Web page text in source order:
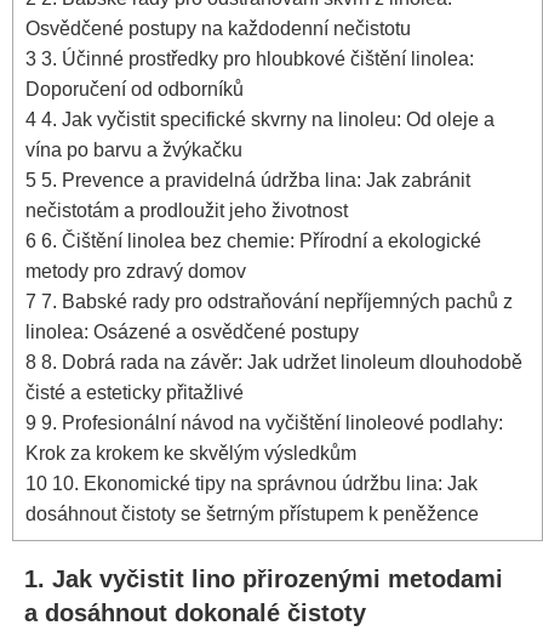
Osvědčené ⁤postupy‍ na každodenní nečistotu
3 3. Účinné prostředky pro hloubkové čištění linolea:
Doporučení od odborníků
4 4. Jak vyčistit specifické ⁤skvrny na linoleu: Od oleje a
vína po​ barvu a žvýkačku
5 5. Prevence ⁣a pravidelná údržba lina: Jak zabránit
nečistotám a ⁤prodloužit jeho životnost
6 6. Čištění linolea bez ​chemie: Přírodní a ekologické
metody pro zdravý domov
7 7. Babské rady pro odstraňování​ nepříjemných pachů z
linolea: Osázené a osvědčené postupy
8 8. ⁣Dobrá rada‌ na závěr: Jak ‌udržet linoleum dlouhodobě
‌čisté a esteticky přitažlivé
9 9. Profesionální návod na vyčištění linoleové​ podlahy:‌
Krok za krokem ke ⁤skvělým výsledkům
10 10. Ekonomické tipy na správnou údržbu lina: Jak
dosáhnout čistoty se⁣ šetrným přístupem k peněžence
1. Jak vyčistit lino přirozenými metodami
a dosáhnout⁣ dokonalé čistoty